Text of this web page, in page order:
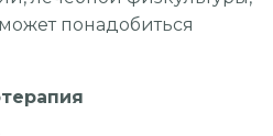
понадобиться